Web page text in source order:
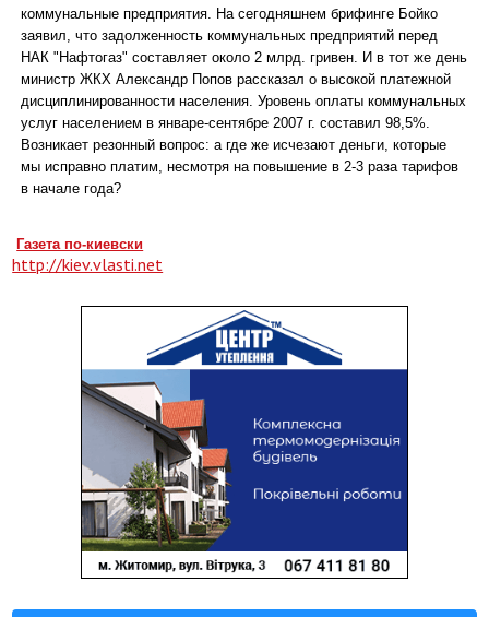
коммунальные предприятия. На сегодняшнем брифинге Бойко
заявил, что задолженность коммунальных предприятий перед
НАК "Нафтогаз" составляет около 2 млрд. гривен. И в тот же день
министр ЖКХ Александр Попов рассказал о высокой платежной
дисциплинированности населения. Уровень оплаты коммунальных
услуг населением в январе-сентябре 2007 г. составил 98,5%.
Возникает резонный вопрос: а где же исчезают деньги, которые
мы исправно платим, несмотря на повышение в 2-3 раза тарифов
в начале года?
Газета по-киевски
http://kiev.vlasti.net